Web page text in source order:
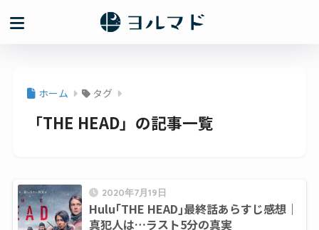
ホーム タグ
「THE HEAD」の記事一覧
2020年7月19日
Hulu｢THE HEAD｣最終話あらすじ感想｜
真犯人は…ラスト5分の真実